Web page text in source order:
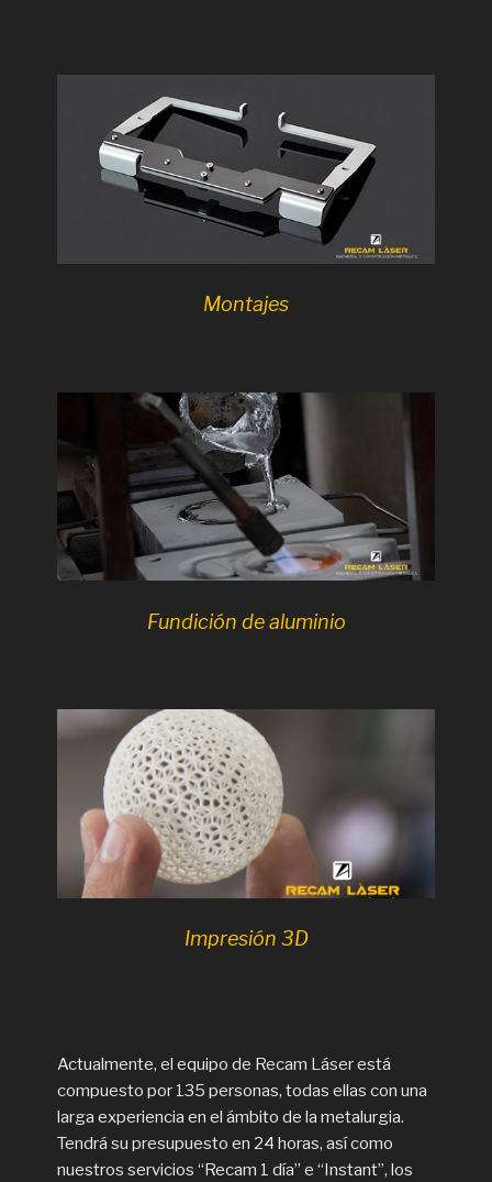
Montajes
Fundición de aluminio
Impresión 3D
Actualmente, el equipo de Recam Láser está
compuesto por 135 personas, todas ellas con una
larga experiencia en el ámbito de la metalurgia.
Tendrá su presupuesto en 24 horas, así como
nuestros servicios “Recam 1 día” e “Instant”, los